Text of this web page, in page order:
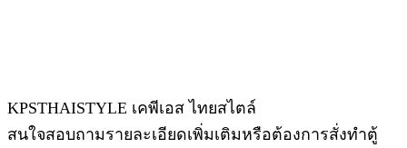
KPSTHAISTYLE เคพีเอส ไทยสไตล์
สนใจสอบถามรายละเอียดเพิ่มเติมหรือต้องการสั่งทำตู้